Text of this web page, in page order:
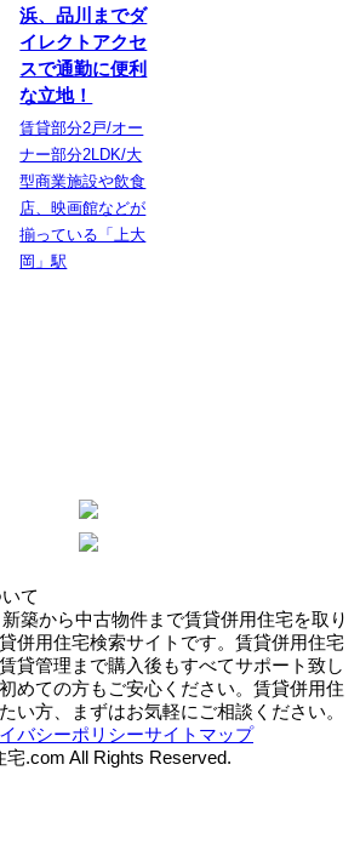
浜、品川までダ
イレクトアクセ
スで通勤に便利
な立地！
賃貸部分2戸/オー
ナー部分2LDK/大
型商業施設や飲食
店、映画館などが
揃っている「上大
岡」駅
て
築から中古物件まで賃貸併用住宅を取り
併用住宅検索サイトです。賃貸併用住宅
貸管理まで購入後もすべてサポート致し
めての方もご安心ください。賃貸併用住
い方、まずはお気軽にご相談ください。
バシーポリシーサイトマップ
.com All Rights Reserved.